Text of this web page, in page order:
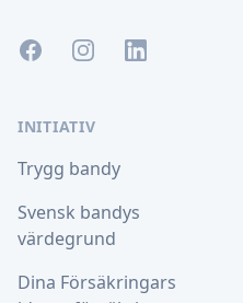
FacebookInstagramLinkedIn
INITIATIV
Trygg bandy
Svensk bandys
värdegrund
Dina Försäkringars